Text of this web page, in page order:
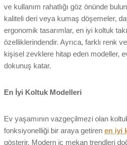
ve kullanım rahatlığı göz önünde
kaliteli deri veya kumaş döşemeler,
ergonomik tasarımlar, en iyi koltuk
özelliklerindendir. Ayrıca, farklı renk
kişisel zevklere hitap eden modeller,
dokunuş katar.
En İyi Koltuk Modelleri
Ev yaşamının vazgeçilmezi olan
fonksiyonelliği bir araya getiren en iyi
gösterir. Modern iç mekan trendleri